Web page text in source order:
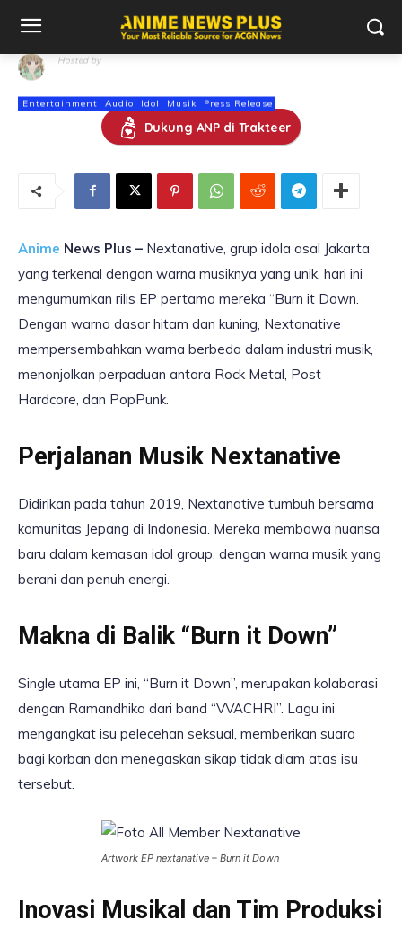
Menggema
Hosted by
Entertainment Audio Idol Musik Press Release
Dukung ANP di Trakteer
Anime News Plus – Nextanative, grup idola asal Jakarta
yang terkenal dengan warna musiknya yang unik, hari ini
mengumumkan rilis EP pertama mereka “Burn it Down.
Dengan warna dasar hitam dan kuning, Nextanative
mempersembahkan warna berbeda dalam industri musik,
menonjolkan perpaduan antara Rock Metal, Post
Hardcore, dan PopPunk.
Perjalanan Musik Nextanative
Didirikan pada tahun 2019, Nextanative tumbuh bersama
komunitas Jepang di Indonesia. Mereka membawa nuansa
baru dalam kemasan idol group, dengan warna musik yang
berani dan penuh energi.
Makna di Balik “Burn it Down”
Single utama EP ini, “Burn it Down”, merupakan kolaborasi
dengan Ramandhika dari band “VVACHRI”. Lagu ini
mengangkat isu pelecehan seksual, memberikan suara
bagi korban dan menegaskan sikap tidak diam atas isu
tersebut.
Artwork EP nextanative – Burn it Down
Inovasi Musikal dan Tim Produksi